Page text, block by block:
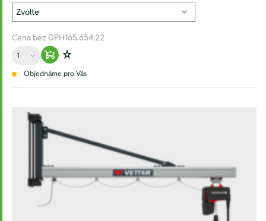
Cena bez DPH165.654,22
Množství
Warenkorb hinzufügen
Zur Wunschliste hinzufügen
Objednáme pro Vás